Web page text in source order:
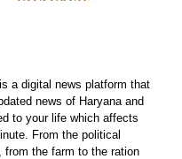
a digital news platform that
news of Haryana and
to your life which affects
From the political
the farm to the ration